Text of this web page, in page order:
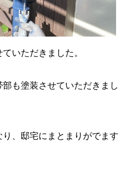
いただきました。
も塗装させていただきまし
、邸宅にまとまりがでます